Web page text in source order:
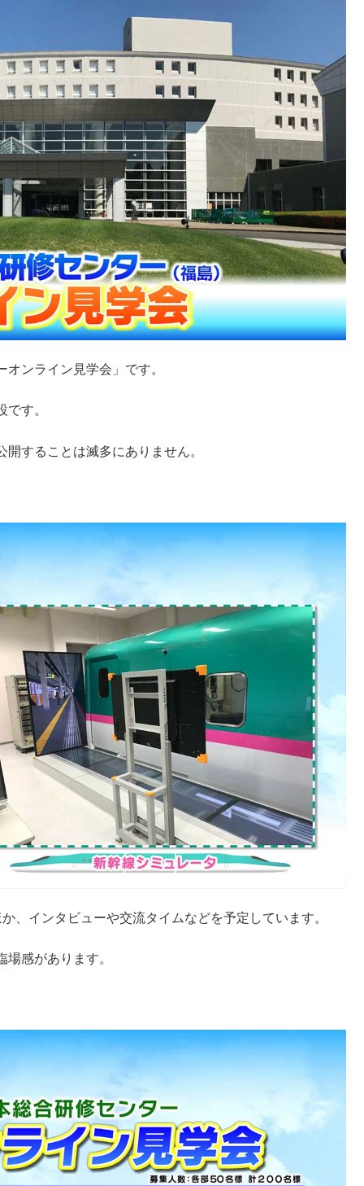
ンライン見学会」です。
す。
することは滅多にありません。
、インタビューや交流タイムなどを予定しています。
感があります。